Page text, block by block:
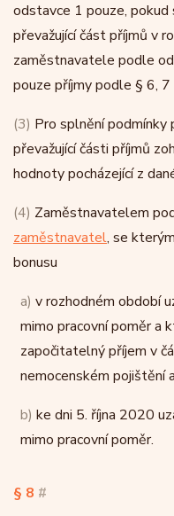
odstavce 1 pouze, pokud
převažující část příjmů v
zaměstnavatele podle
pouze příjmy podle § 6, 7
(3) Pro splnění
převažující části příjmů
hodnoty pocházející z
(4) Zaměstnavatelem
zaměstnavatel, se
bonusu
a) v rozhodném období
mimo pracovní poměr a
započitatelný příjem v
nemocenském pojištění a
b) ke dni 5. října 2020
mimo pracovní poměr.
§ 8 #